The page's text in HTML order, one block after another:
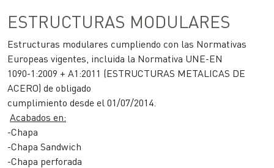
ESTRUCTURAS MODULARES
Estructuras modulares cumpliendo con las Normativas
Europeas vigentes, incluida la Normativa UNE-EN
1090-1:2009 + A1:2011 (ESTRUCTURAS METALICAS DE
ACERO) de obligado
cumplimiento desde el 01/07/2014.
Acabados en:
-Chapa
-Chapa Sandwich
-Chapa perforada